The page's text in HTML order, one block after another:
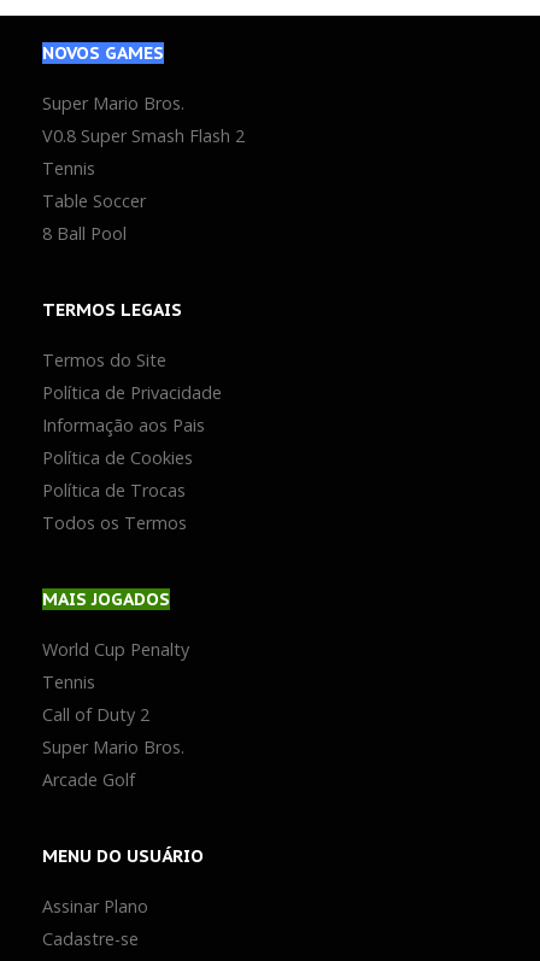
Atualizados
NOVOS GAMES
Super Mario Bros.
V0.8 Super Smash Flash 2
Tennis
Table Soccer
8 Ball Pool
TERMOS LEGAIS
Termos do Site
Política de Privacidade
Informação aos Pais
Política de Cookies
Política de Trocas
Todos os Termos
MAISJOGADOS
World Cup Penalty
Tennis
Call of Duty 2
Super Mario Bros.
Arcade Golf
MENU DO USUÁRIO
Assinar Plano
Cadastre-se